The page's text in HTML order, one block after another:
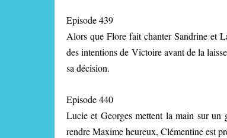
Episode 439
Alors que Flore fait chanter Sandrine et
des intentions de Victoire avant de la
sa décision.
Episode 440
Lucie et Georges mettent la main sur
rendre Maxime heureux, Clémentine est